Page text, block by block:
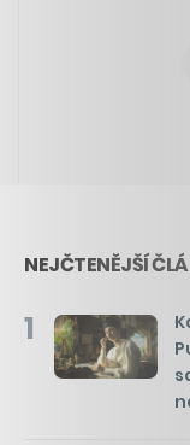
NEJČTENĚJŠÍ
1